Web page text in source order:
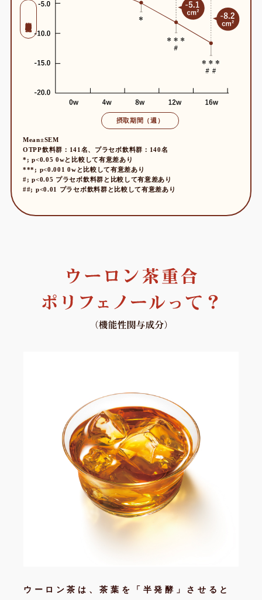
摂取期間（週）
Mean±SEM
OTPP飲料群：141名、プラセボ飲料群：140名
*; p<0.05 0wと比較して有意差あり
***; p<0.001 0wと比較して有意差あり
#; p<0.05 プラセボ飲料群と比較して有意差あり
##; p<0.01 プラセボ飲料群と比較して有意差あり
ウーロン茶は、茶葉を「半発酵」させると